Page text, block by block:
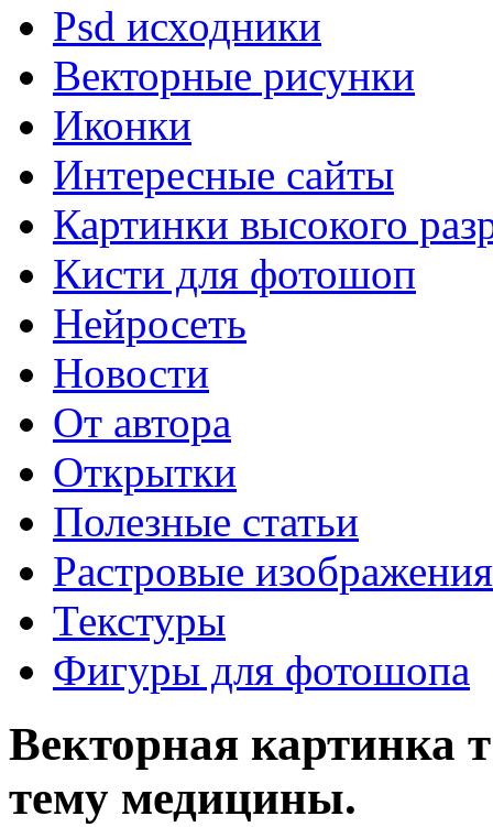
Psd исходники
Векторные рисунки
Иконки
Интересные сайты
Картинки высокого
Кисти для фотошоп
Нейросеть
Новости
От автора
Открытки
Полезные статьи
Растровые изображения
Текстуры
Фигуры для фотошопа
Векторная картинка
тему медицины.